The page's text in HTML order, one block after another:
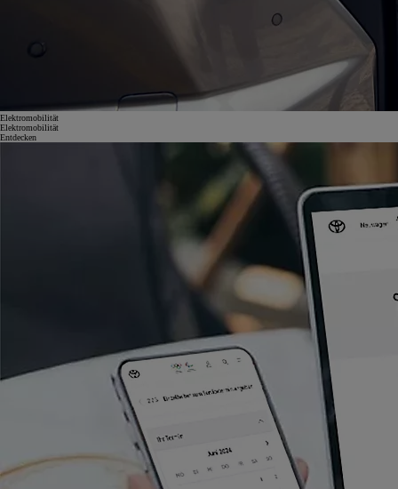
Elektromobilität
Elektromobilität
Entdecken